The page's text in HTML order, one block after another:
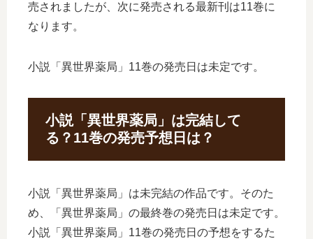
売されましたが、次に発売される最新刊は11巻に
なります。
小説「異世界薬局」11巻の発売日は未定です。
小説「異世界薬局」は完結して
る？11巻の発売予想日は？
小説「異世界薬局」は未完結の作品です。そのた
め、「異世界薬局」の最終巻の発売日は未定です。
小説「異世界薬局」11巻の発売日の予想をするた